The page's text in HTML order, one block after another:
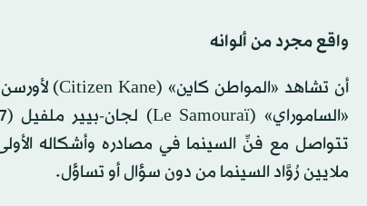
واقع مجرد من ألوانه
تتواصل مع فنِّ السينما في مصادره وأشكاله
ملايين رُوَّاد السينما من دون سؤال أو تساؤل.